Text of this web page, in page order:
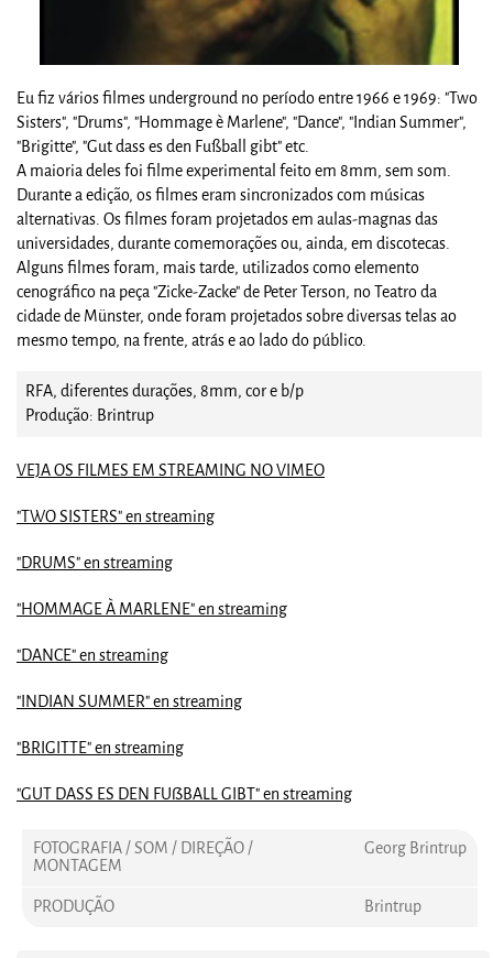
Eu fiz vários filmes underground no período entre 1966 e 1969: "Two
Sisters", "Drums", "Hommage è Marlene", "Dance", "Indian Summer",
"Brigitte", "Gut dass es den Fußball gibt" etc.
A maioria deles foi filme experimental feito em 8mm, sem som.
Durante a edição, os filmes eram sincronizados com músicas
alternativas. Os filmes foram projetados em aulas-magnas das
universidades, durante comemorações ou, ainda, em discotecas.
Alguns filmes foram, mais tarde, utilizados como elemento
cenográfico na peça "Zicke-Zacke" de Peter Terson, no Teatro da
cidade de Münster, onde foram projetados sobre diversas telas ao
mesmo tempo, na frente, atrás e ao lado do público.
RFA, diferentes durações, 8mm, cor e b/p
Produção: Brintrup
VEJA OS FILMES EM STREAMING NO VIMEO
"TWO SISTERS" en streaming
"DRUMS" en streaming
"HOMMAGE À MARLENE" en streaming
"DANCE" en streaming
"INDIAN SUMMER" en streaming
"BRIGITTE" en streaming
"GUT DASS ES DEN FUßBALL GIBT" en streaming
FOTOGRAFIA / SOM / DIREÇÃO /
MONTAGEM
Georg Brintrup
PRODUÇÃO Brintrup